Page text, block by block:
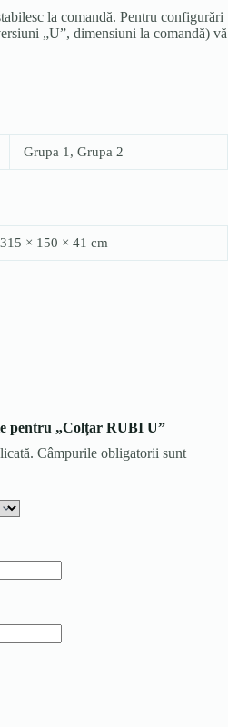
la comandă. Pentru configurări
„U”, dimensiuni la comandă) vă
Grupa 1, Grupa 2
315 × 150 × 41 cm
pentru „Colțar RUBI U”
Câmpurile obligatorii sunt